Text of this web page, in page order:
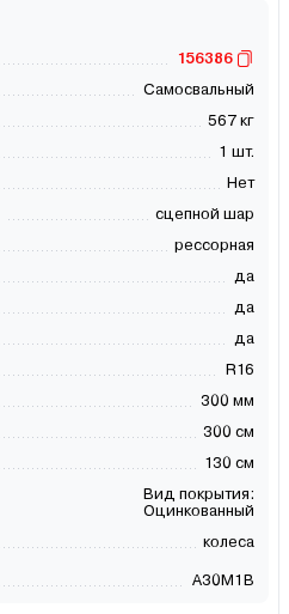
156386
Самосвальный
567 кг
1 шт.
Нет
сцепной шар
рессорная
да
да
да
R16
300 мм
300 см
130 см
Вид покрытия:
Оцинкованный
колеса
А30М1В